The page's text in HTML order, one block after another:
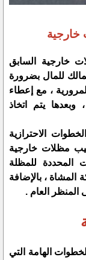
خارجية السابق
للمال بضرورة
، مع إعطاء
وبعدها يتم اتخاذ
الاحترازية
مظلات خارجية
للمظلة
المشاة ، بالإضافة
العام .
الهامة التي